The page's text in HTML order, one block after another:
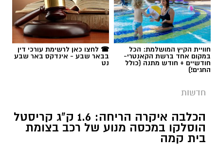
חוויית הקיץ המושלמת: הכל
במקום אחד ברשת הקאנטרי-
חודשיים + חודש מתנה (כולל
החגים!)
☎ לחצו כאן לרשימת עורכי דין
בבאר שבע - אינדקס באר שבע
נט
חדשות
הכלבה איקרה הריחה: 1.6 ק"ג קריסטל
הוסלקו במכסה מנוע של רכב בצומת
בית קמה